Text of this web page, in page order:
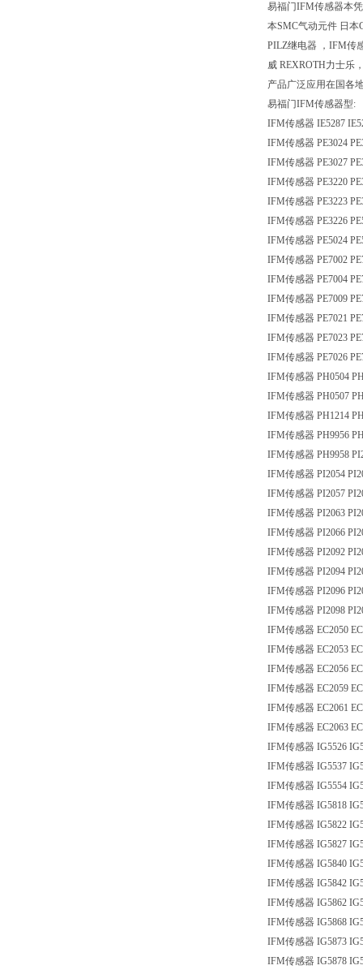
易福门IFM传感器本
本SMC气动元件 日本
PILZ继电器 ，IFM传
威 REXROTH力士乐
产品广泛应用在国各
易福门IFM传感器型:
IFM传感器 IE5287
IFM传感器 PE3024
IFM传感器 PE3027
IFM传感器 PE3220
IFM传感器 PE3223
IFM传感器 PE3226
IFM传感器 PE5024
IFM传感器 PE7002
IFM传感器 PE7004
IFM传感器 PE7009
IFM传感器 PE7021
IFM传感器 PE7023
IFM传感器 PE7026
IFM传感器 PH0504
IFM传感器 PH0507
IFM传感器 PH1214
IFM传感器 PH9956
IFM传感器 PH9958
IFM传感器 PI2054
IFM传感器 PI2057
IFM传感器 PI2063
IFM传感器 PI2066
IFM传感器 PI2092
IFM传感器 PI2094
IFM传感器 PI2096
IFM传感器 PI2098
IFM传感器 EC2050
IFM传感器 EC2053
IFM传感器 EC2056
IFM传感器 EC2059
IFM传感器 EC2061
IFM传感器 EC2063
IFM传感器 IG5526
IFM传感器 IG5537
IFM传感器 IG5554
IFM传感器 IG5818
IFM传感器 IG5822
IFM传感器 IG5827
IFM传感器 IG5840
IFM传感器 IG5842
IFM传感器 IG5862
IFM传感器 IG5868
IFM传感器 IG5873
IFM传感器 IG5878